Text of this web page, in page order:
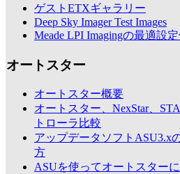
ゲストETXギャラリー
Deep Sky Imager Test Images
Meade LPI Imagingの最適設
オートスター
オートスター概要
オートスター、NexStar、
トローラ比較
アップデータソフトASU3.x
方
ASUを使ってオートスター